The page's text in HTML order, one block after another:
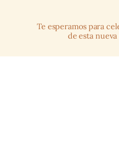
Te esperamos para
de esta